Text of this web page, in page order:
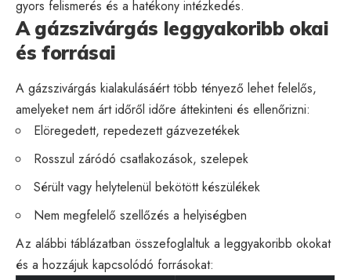
gyors felismerés és a hatékony intézkedés.
A gázszivárgás leggyakoribb okai
és forrásai
A gázszivárgás kialakulásáért több tényező lehet felelős,
amelyeket nem árt időről időre áttekinteni és ellenőrizni:
Elöregedett, repedezett gázvezetékek
Rosszul záródó csatlakozások, szelepek
Sérült vagy helytelenül bekötött készülékek
Nem megfelelő szellőzés a helyiségben
Az alábbi táblázatban összefoglaltuk a leggyakoribb okokat
és a hozzájuk kapcsolódó forrásokat: